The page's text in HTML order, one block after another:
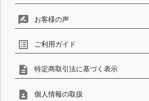
rate_review お客様の声
list_alt ご利用ガイド
description 特定商取引法に基づく表示
contact_page 個人情報の取扱